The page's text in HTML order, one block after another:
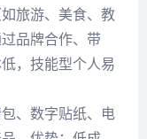
旅游、美食、教
品牌合作、带
，技能型个人易
、数字贴纸、电